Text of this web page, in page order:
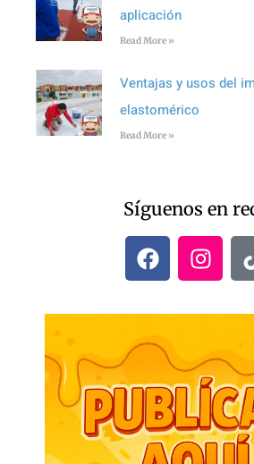
aplicación
Read More »
Ventajas y usos del
elastomérico
Read More »
Síguenos en